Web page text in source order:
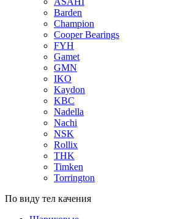
Barden
Champion
Cooper Bearings
FYH
Gamet
GMN
IKO
Kaydon
KBC
Nadella
Nachi
NSK
Rollix
THK
Timken
Torrington
По виду тел качения